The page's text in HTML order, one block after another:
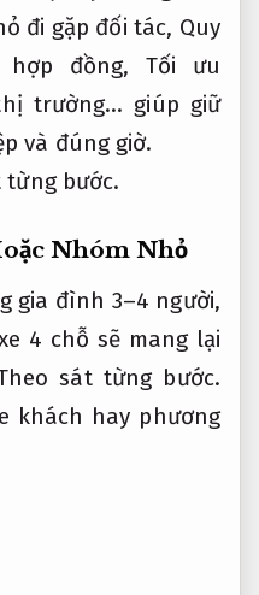
đi gặp đối tác, Quy
hợp đồng, Tối ưu
trường… giúp giữ
và đúng giờ.
từng bước.
Nhóm Nhỏ
gia đình 3–4 người,
4 chỗ sẽ mang lại
sát từng bước.
khách hay phương